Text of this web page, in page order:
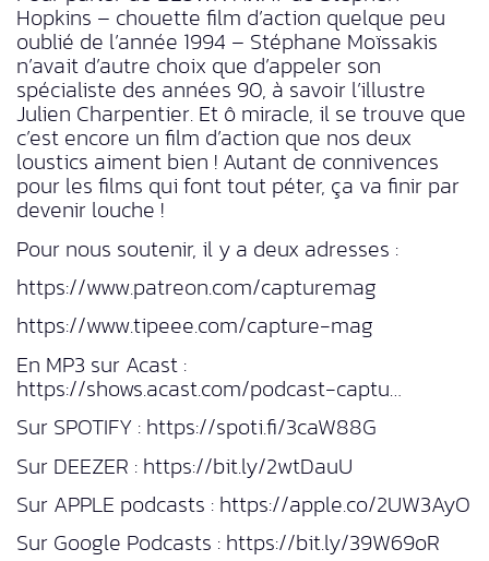
Hopkins – chouette film d’action quelque peu
oublié de l’année 1994 – Stéphane Moïssakis
n’avait d’autre choix que d’appeler son
spécialiste des années 90, à savoir l’illustre
Julien Charpentier. Et ô miracle, il se trouve que
c’est encore un film d’action que nos deux
loustics aiment bien ! Autant de connivences
pour les films qui font tout péter, ça va finir par
devenir louche !
Pour nous soutenir, il y a deux adresses :
https://www.patreon.com/capturemag
https://www.tipeee.com/capture-mag
En MP3 sur Acast :
https://shows.acast.com/podcast-captu…
Sur SPOTIFY : https://spoti.fi/3caW88G
Sur DEEZER : https://bit.ly/2wtDauU
Sur APPLE podcasts : https://apple.co/2UW3AyO
Sur Google Podcasts : https://bit.ly/39W69oR